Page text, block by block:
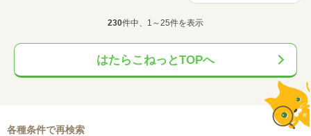
230件中、1～25件を表示
はたらこねっとTOPへ
各種条件で再検索